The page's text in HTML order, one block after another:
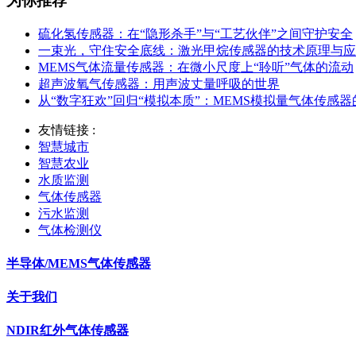
硫化氢传感器：在“隐形杀手”与“工艺伙伴”之间守护安全
一束光，守住安全底线：激光甲烷传感器的技术原理与应
MEMS气体流量传感器：在微小尺度上“聆听”气体的流动
超声波氧气传感器：用声波丈量呼吸的世界
从“数字狂欢”回归“模拟本质”：MEMS模拟量气体传感
友情链接 :
智慧城市
智慧农业
水质监测
气体传感器
污水监测
气体检测仪
半导体/MEMS气体传感器
关于我们
NDIR红外气体传感器